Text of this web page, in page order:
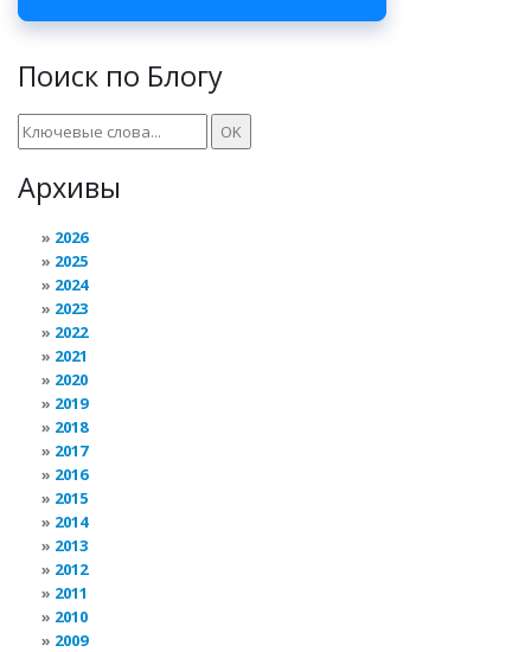
Поиск по Блогу
Архивы
2026
2025
2024
2023
2022
2021
2020
2019
2018
2017
2016
2015
2014
2013
2012
2011
2010
2009